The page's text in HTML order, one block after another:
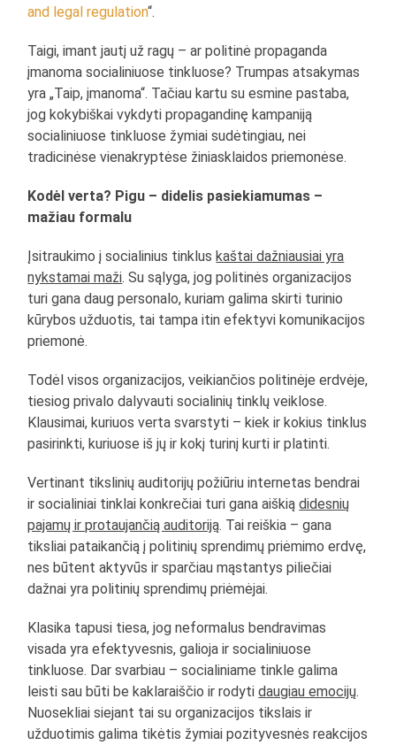
and legal regulation“.
Taigi, imant jautį už ragų – ar politinė propaganda
įmanoma socialiniuose tinkluose? Trumpas atsakymas
yra „Taip, įmanoma“. Tačiau kartu su esmine pastaba,
jog kokybiškai vykdyti propagandinę kampaniją
socialiniuose tinkluose žymiai sudėtingiau, nei
tradicinėse vienakryptėse žiniasklaidos priemonėse.
Kodėl verta? Pigu – didelis pasiekiamumas –
mažiau formalu
Įsitraukimo į socialinius tinkluskaštai dažniausiai yra
nykstamai maži. Su sąlyga, jog politinės organizacijos
turi gana daug personalo, kuriam galima skirti turinio
kūrybos užduotis, tai tampa itin efektyvi komunikacijos
priemonė.
Todėl visos organizacijos, veikiančios politinėje erdvėje,
tiesiog privalo dalyvauti socialinių tinklų veiklose.
Klausimai, kuriuos verta svarstyti – kiek ir kokius tinklus
pasirinkti, kuriuose iš jų ir kokį turinį kurti ir platinti.
Vertinant tikslinių auditorijų požiūriu internetas bendrai
ir socialiniai tinklai konkrečiai turi gana aiškiądidesnių
pajamų ir protaujančią auditoriją. Tai reiškia – gana
tiksliai pataikančią į politinių sprendimų priėmimo erdvę,
nes būtent aktyvūs ir sparčiau mąstantys piliečiai
dažnai yra politinių sprendimų priėmėjai.
Klasika tapusi tiesa, jog neformalus bendravimas
visada yra efektyvesnis, galioja ir socialiniuose
tinkluose. Dar svarbiau – socialiniame tinkle galima
leisti sau būti be kaklaraiščio ir rodytidaugiau emocijų.
Nuosekliai siejant tai su organizacijos tikslais ir
užduotimis galima tikėtis žymiai pozityvesnės reakcijos